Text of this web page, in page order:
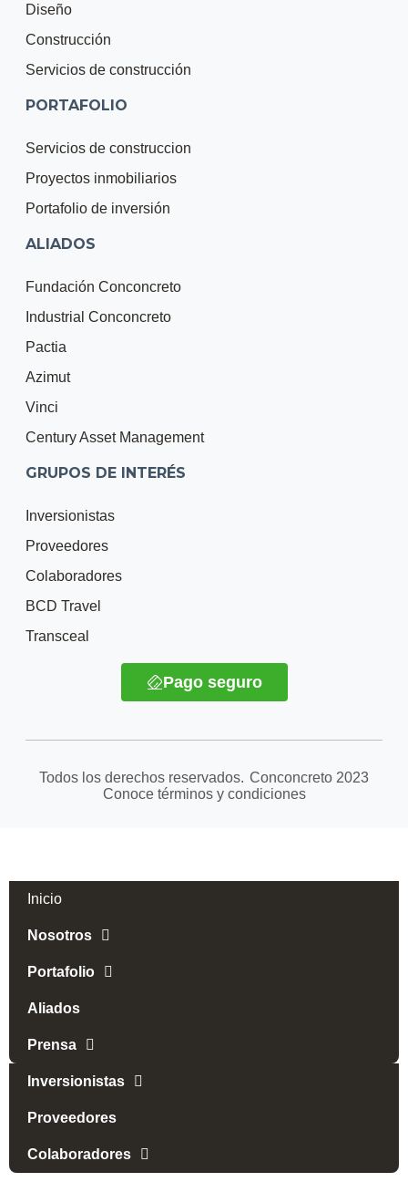
Diseño
Construcción
Servicios de construcción
PORTAFOLIO
Servicios de construccion
Proyectos inmobiliarios
Portafolio de inversión
ALIADOS
Fundación Conconcreto
Industrial Conconcreto
Pactia
Azimut
Vinci
Century Asset Management
GRUPOS DE INTERÉS
Inversionistas
Proveedores
Colaboradores
BCD Travel
Transceal
Pago seguro
Todos los derechos reservados. Conconcreto 2023
Conoce términos y condiciones
Inicio
Nosotros
Portafolio
Aliados
Prensa
Inversionistas
Proveedores
Colaboradores